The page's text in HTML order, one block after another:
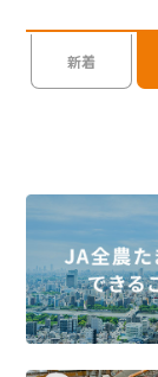
新着
検索を開く